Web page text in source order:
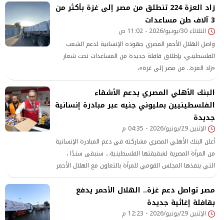
الأساسية المقدمة لملايين اللاجئين الفلسطينيين في دائرة
الخطر.
زاد العزة 224 تنطلق من مصر إلى غزة بأكثر من
3 آلاف طن مساعدات
الثلاثاء 30/يونيو/2026 - 11:02 ص
واصل الهلال الأحمر المصري جهوده الإنسانية لدعم الشعب
الفلسطيني، بإطلاق قافلة جديدة من المساعدات تحت شعار
«زاد العزة.. من مصر إلى غزة»،
البنك الأهلي المصري يدعم الأشقاء
الفلسطينيين بمليوني جنيه عبر مبادرة إنسانية
جديدة
الإثنين 29/يونيو/2026 - 04:35 م
أعلن البنك الأهلي المصري مشاركته في دعم المبادرة الإنسانية
من المرأة المصرية لشقيقتها الفلسطينية... سنبقى سندًا ،
التي ينفذها المجلس القومي للمرأة بالتعاون مع الهلال الأحمر
المصري، وذلك في إطار دوره الوطني والتزامه بدعم جهود
الدولة المصرية في تقديم المساعدات الإنسانية والإغاثية
للأشقاء الفلسطينيين.
مصر تواصل دعم غزة.. الهلال الأحمر يدفع
بقافلة إغاثية جديدة
الإثنين 29/يونيو/2026 - 12:23 م